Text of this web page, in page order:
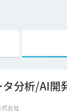
タ分析/AI開
式会社